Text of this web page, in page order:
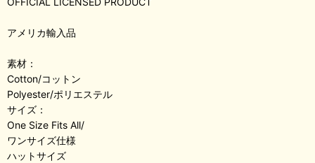
アメリカ輸入品
素材：
Cotton/コットン
Polyester/ポリエステル
サイズ：
One Size Fits All/
ワンサイズ仕様
ハットサイズ